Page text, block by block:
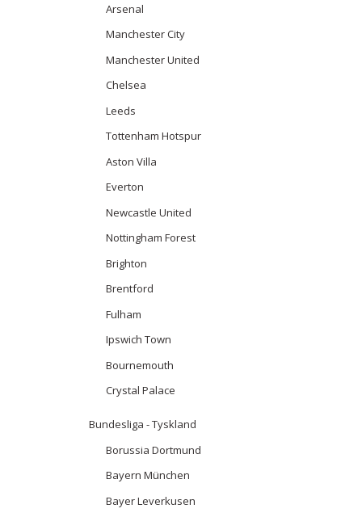
Arsenal
Manchester City
Manchester United
Chelsea
Leeds
Tottenham Hotspur
Aston Villa
Everton
Newcastle United
Nottingham Forest
Brighton
Brentford
Fulham
Ipswich Town
Bournemouth
Crystal Palace
Bundesliga - Tyskland
Borussia Dortmund
Bayern München
Bayer Leverkusen